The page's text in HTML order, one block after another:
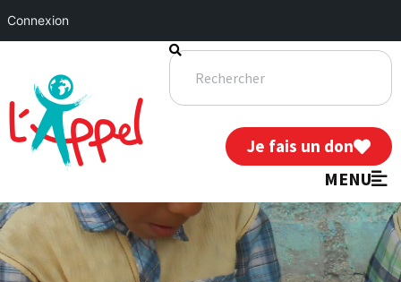
Je fais un don
MENU
Connexion